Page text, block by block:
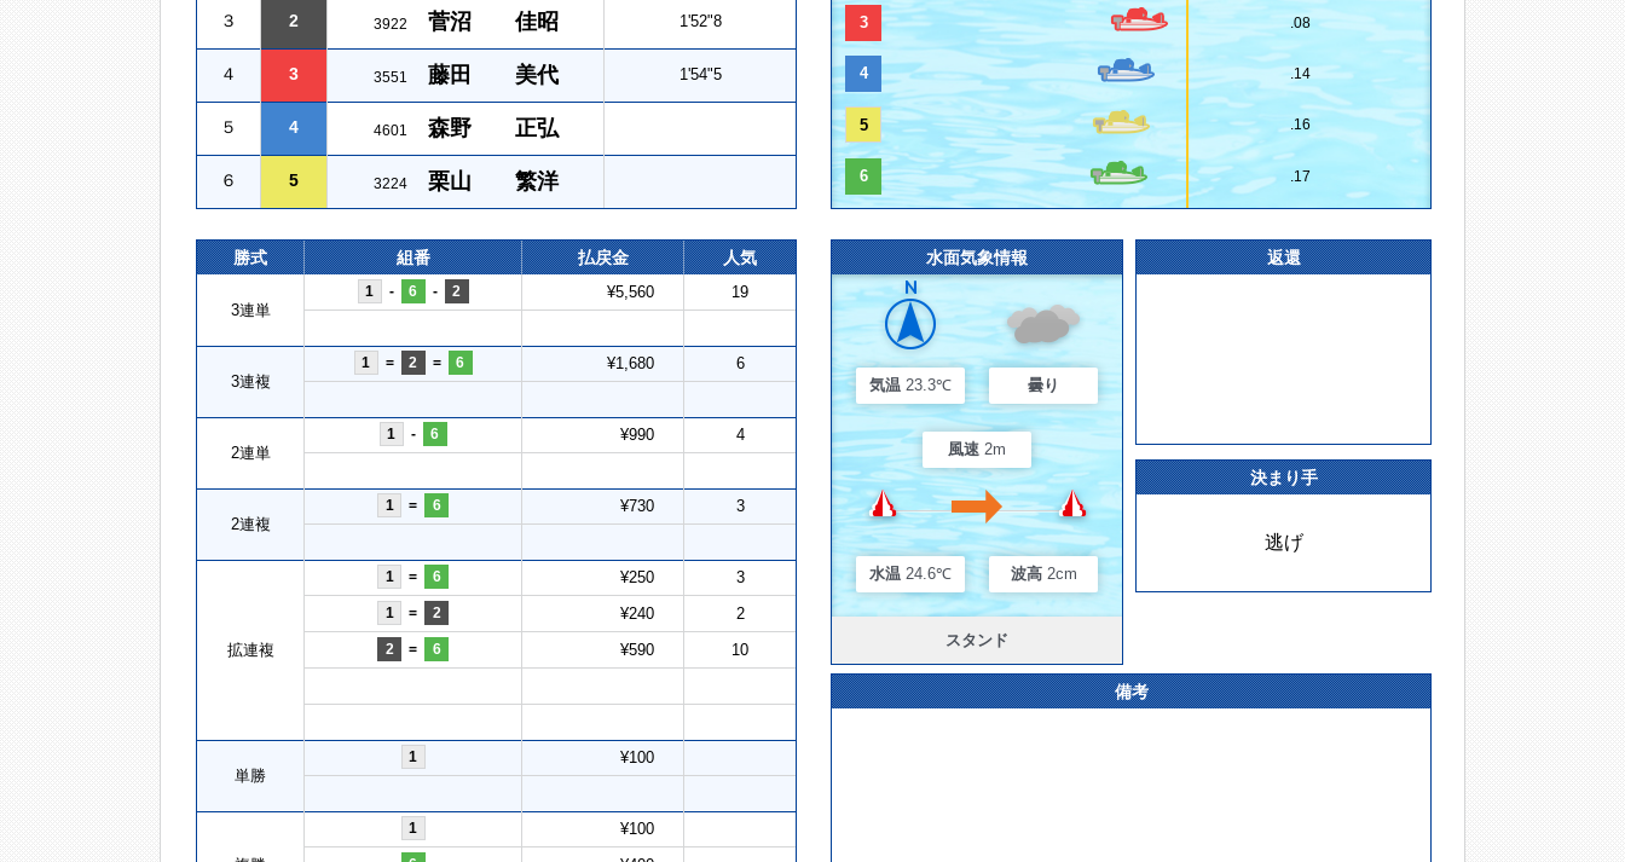
３ 2 3922 菅沼 佳昭 1'52"8
４ 3 3551 藤田 美代 1'54"5
５ 4 4601 森野 正弘
６ 5 3224 栗山 繁洋
3 .08
4 .14
5 .16
6 .17
勝式 組番 払戻金 人気
3連単
1 - 6 - 2 ¥5,560 19
3連複
1 = 2 = 6 ¥1,680 6
2連単
1 - 6 ¥990 4
2連複
1 = 6 ¥730 3
拡連複
1 = 6 ¥250 3
1 = 2 ¥240 2
2 = 6 ¥590 10
単勝
1 ¥100
1 ¥100
水面気象情報
気温 23.3℃ 曇り
風速 2m
水温 24.6℃ 波高 2cm
スタンド
返還
決まり手
逃げ
備考